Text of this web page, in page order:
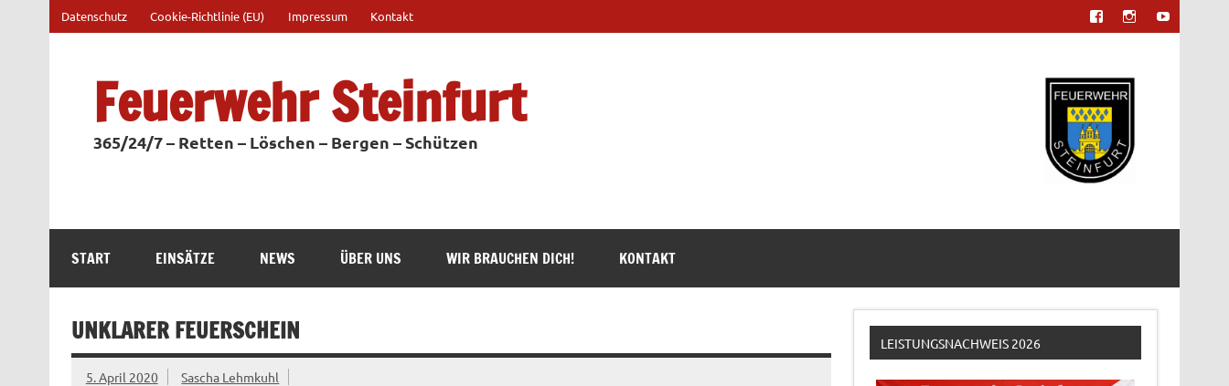
springen
Datenschutz Cookie-Richtlinie (EU) Impressum Kontakt
Feuerwehr Steinfurt
365/24/7 – Retten – Löschen – Bergen – Schützen
START EINSÄTZE NEWS ÜBER UNS WIR BRAUCHEN DICH! KONTAKT
UNKLARER FEUERSCHEIN
5. April 2020 Sascha Lehmkuhl
LEISTUNGSNACHWEIS 2026